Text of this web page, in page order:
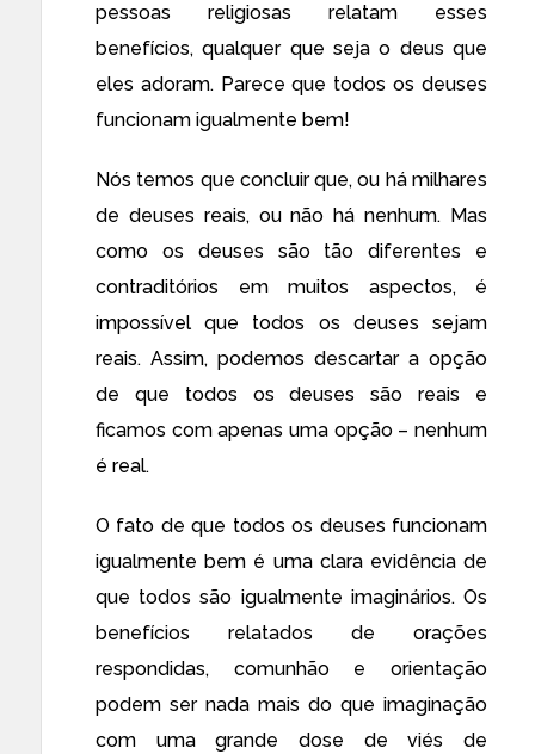
pessoas religiosas relatam esses
benefícios, qualquer que seja o deus que
eles adoram. Parece que todos os deuses
funcionam igualmente bem!
Nós temos que concluir que, ou há milhares
de deuses reais, ou não há nenhum. Mas
como os deuses são tão diferentes e
contraditórios em muitos aspectos, é
impossível que todos os deuses sejam
reais. Assim, podemos descartar a opção
de que todos os deuses são reais e
ficamos com apenas uma opção – nenhum
é real.
O fato de que todos os deuses funcionam
igualmente bem é uma clara evidência de
que todos são igualmente imaginários. Os
benefícios relatados de orações
respondidas, comunhão e orientação
podem ser nada mais do que imaginação
com uma grande dose de viés de